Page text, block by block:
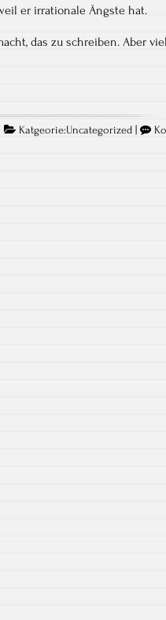
er irrationale Ängste hat.
das zu schreiben. Aber
Katgeorie:Uncategorized |